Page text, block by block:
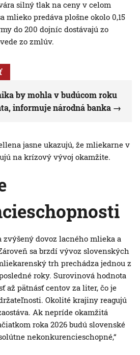
silný tlak na ceny v celom
mlieko predáva plošne okolo 0,15
do 200 dojníc dostávajú zo
zo zmlúv.
by mohla v budúcom roku
informuje národná banka
jasne ukazujú, že mliekarne v
na krízový vývoj okamžite.
zvýšený dovoz lacného mlieka a
sa brzdí vývoz slovenských
trh prechádza jednou z
roky. Surovinová hodnota
až pätnásť centov za liter, čo je
Okolité krajiny reagujú
Ak nepríde okamžitá
roka 2026 budú slovenské
nekonkurencieschopné,“